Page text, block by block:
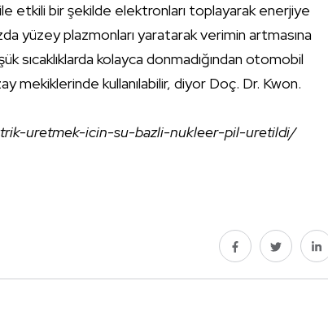
etkili bir şekilde elektronları toplayarak enerjiye
yüzey plazmonları yaratarak verimin artmasına
sıcaklıklarda kolayca donmadığından otomobil
mekiklerinde kullanılabilir, diyor Doç. Dr. Kwon.
uretmek-icin-su-bazli-nukleer-pil-uretildi/